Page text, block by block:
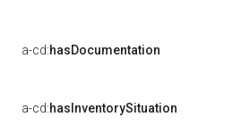
a-cd:hasDocumentation
a-cd:hasInventorySituation